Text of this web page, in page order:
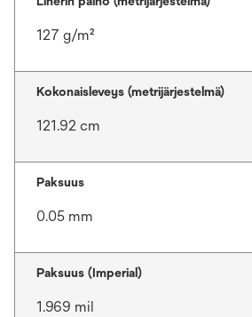
127 g/m²
Kokonaisleveys (metrijärjestelmä)
121.92 cm
Paksuus
0.05 mm
Paksuus (Imperial)
1.969 mil